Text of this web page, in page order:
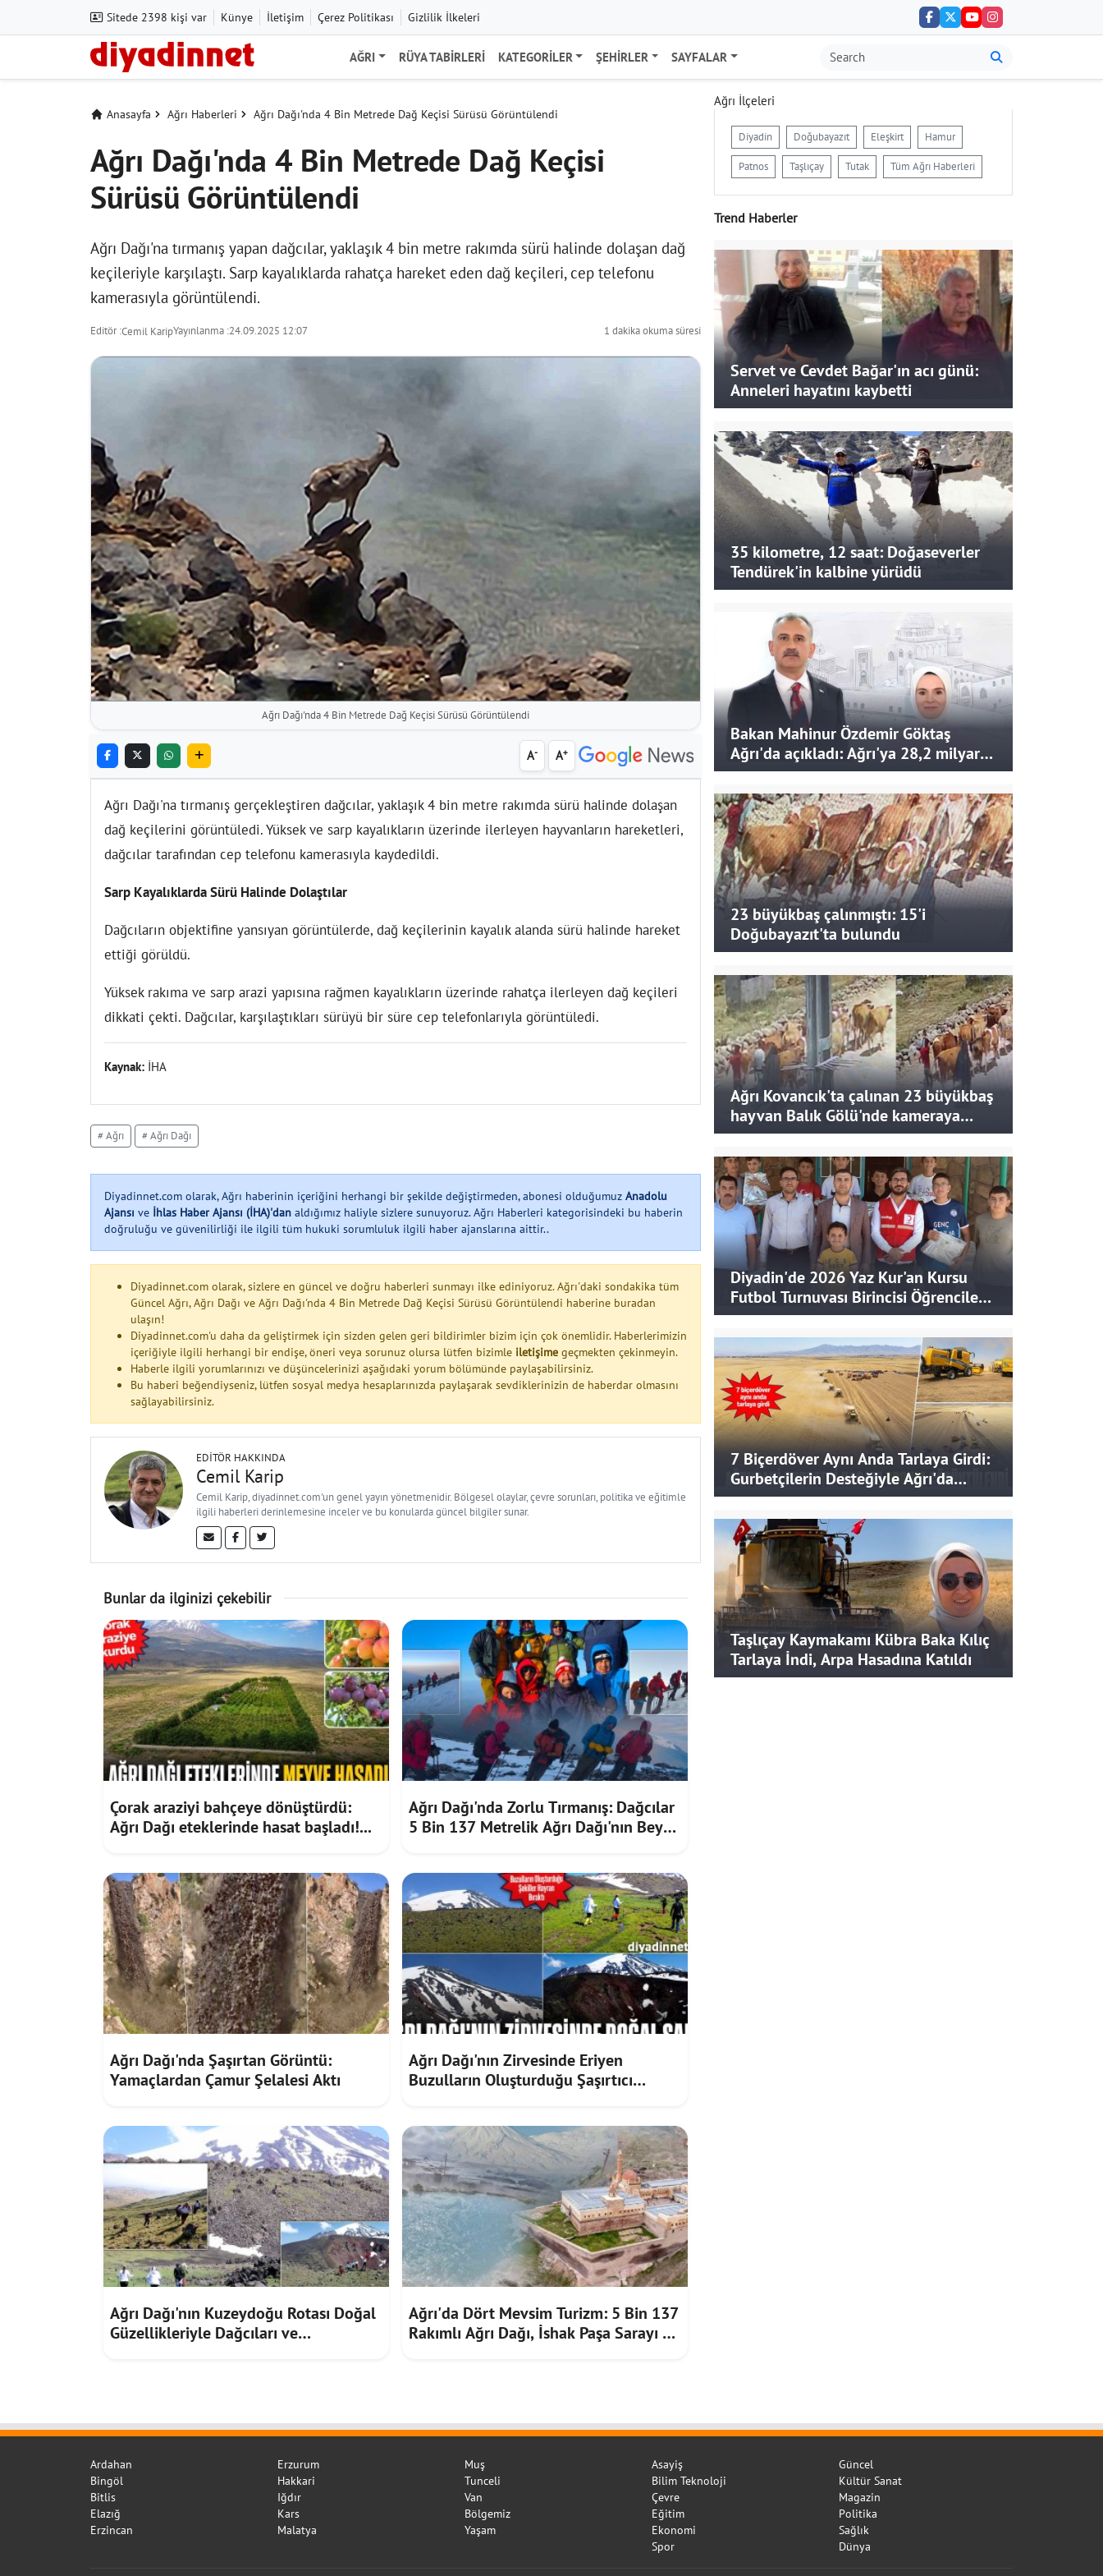
Sitede 2398 kişi var Künye İletişim Çerez Politikası Gizlilik İlkeleri
AĞRI RÜYA TABIRLERI KATEGORILER ŞEHIRLER SAYFALAR
Anasayfa Ağrı Haberleri Ağrı Dağı'nda 4 Bin Metrede Dağ Keçisi Sürüsü Görüntülendi
Ağrı Dağı'nda 4 Bin Metrede Dağ Keçisi
Sürüsü Görüntülendi
Ağrı Dağı'na tırmanış yapan dağcılar, yaklaşık 4 bin metre rakımda sürü halinde dolaşan dağ
keçileriyle karşılaştı. Sarp kayalıklarda rahatça hareket eden dağ keçileri, cep telefonu
kamerasıyla görüntülendi.
Editör :Cemil KaripYayınlanma :24.09.2025 12:07 1 dakika okuma süresi
Ağrı Dağı'nda 4 Bin Metrede Dağ Keçisi Sürüsü Görüntülendi
A- A+
Ağrı Dağı'na tırmanış gerçekleştiren dağcılar, yaklaşık 4 bin metre rakımda sürü halinde dolaşan
dağ keçilerini görüntüledi. Yüksek ve sarp kayalıkların üzerinde ilerleyen hayvanların hareketleri,
dağcılar tarafından cep telefonu kamerasıyla kaydedildi.
Sarp Kayalıklarda Sürü Halinde Dolaştılar
Dağcıların objektifine yansıyan görüntülerde, dağ keçilerinin kayalık alanda sürü halinde hareket
ettiği görüldü.
Yüksek rakıma ve sarp arazi yapısına rağmen kayalıkların üzerinde rahatça ilerleyen dağ keçileri
dikkati çekti. Dağcılar, karşılaştıkları sürüyü bir süre cep telefonlarıyla görüntüledi.
Kaynak: İHA
# Ağrı # Ağrı Dağı
Diyadinnet.com olarak, Ağrı haberinin içeriğini herhangi bir şekilde değiştirmeden, abonesi olduğumuz Anadolu
Ajansı ve İhlas Haber Ajansı (İHA)'dan aldığımız haliyle sizlere sunuyoruz. Ağrı Haberleri kategorisindeki bu haberin
doğruluğu ve güvenilirliği ile ilgili tüm hukuki sorumluluk ilgili haber ajanslarına aittir..
Diyadinnet.com olarak, sizlere en güncel ve doğru haberleri sunmayı ilke ediniyoruz. Ağrı'daki sondakika tüm
Güncel Ağrı, Ağrı Dağı ve Ağrı Dağı'nda 4 Bin Metrede Dağ Keçisi Sürüsü Görüntülendi haberine buradan
ulaşın!
Diyadinnet.com'u daha da geliştirmek için sizden gelen geri bildirimler bizim için çok önemlidir. Haberlerimizin
içeriğiyle ilgili herhangi bir endişe, öneri veya sorunuz olursa lütfen bizimle iletişime geçmekten çekinmeyin.
Haberle ilgili yorumlarınızı ve düşüncelerinizi aşağıdaki yorum bölümünde paylaşabilirsiniz.
Bu haberi beğendiyseniz, lütfen sosyal medya hesaplarınızda paylaşarak sevdiklerinizin de haberdar olmasını
sağlayabilirsiniz.
EDITÖR HAKKINDA
Cemil Karip
Cemil Karip, diyadinnet.com'un genel yayın yönetmenidir. Bölgesel olaylar, çevre sorunları, politika ve eğitimle
ilgili haberleri derinlemesine inceler ve bu konularda güncel bilgiler sunar.
Bunlar da ilginizi çekebilir
Çorak araziyi bahçeye dönüştürdü:
Ağrı Dağı eteklerinde hasat başladı!...
Ağrı Dağı'nda Zorlu Tırmanış: Dağcılar
5 Bin 137 Metrelik Ağrı Dağı'nın Beyaz
Ağrı Dağı'nda Şaşırtan Görüntü:
Yamaçlardan Çamur Şelalesi Aktı
Ağrı Dağı'nın Zirvesinde Eriyen
Buzulların Oluşturduğu Şaşırtıcı
Ağrı Dağı'nın Kuzeydoğu Rotası Doğal
Güzellikleriyle Dağcıları ve
Ağrı'da Dört Mevsim Turizm: 5 Bin 137
Rakımlı Ağrı Dağı, İshak Paşa Sarayı ve
Ağrı İlçeleri
Diyadin Doğubayazıt Eleşkirt Hamur
Patnos Taşlıçay Tutak Tüm Ağrı Haberleri
Trend Haberler
Servet ve Cevdet Bağar'ın acı günü:
Anneleri hayatını kaybetti
35 kilometre, 12 saat: Doğaseverler
Tendürek'in kalbine yürüdü
Bakan Mahinur Özdemir Göktaş
Ağrı'da açıkladı: Ağrı'ya 28,2 milyar
liralık yatırım ve destek sağlandı
23 büyükbaş çalınmıştı: 15'i
Doğubayazıt'ta bulundu
Ağrı Kovancık'ta çalınan 23 büyükbaş
hayvan Balık Gölü'nde kameraya
takıldı
Diyadin'de 2026 Yaz Kur'an Kursu
Futbol Turnuvası Birincisi Öğrencilere
Hediye
7 Biçerdöver Aynı Anda Tarlaya Girdi:
Gurbetçilerin Desteğiyle Ağrı'da
Bereketli Hasat
Taşlıçay Kaymakamı Kübra Baka Kılıç
Tarlaya İndi, Arpa Hasadına Katıldı
Ardahan
Bingöl
Bitlis
Elazığ
Erzincan
Erzurum
Hakkari
Iğdır
Kars
Malatya
Muş
Tunceli
Van
Bölgemiz
Yaşam
Asayiş
Bilim Teknoloji
Çevre
Eğitim
Ekonomi
Spor
Güncel
Kültür Sanat
Magazin
Politika
Sağlık
Dünya